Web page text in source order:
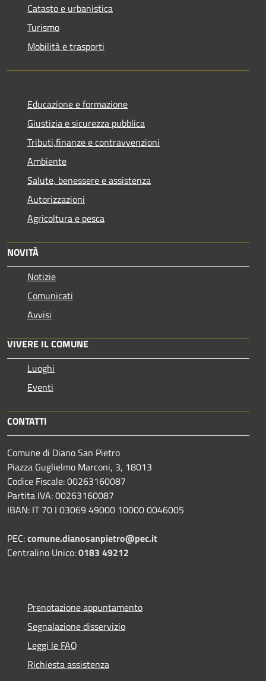
Catasto e urbanistica
Turismo
Mobilità e trasporti
Educazione e formazione
Giustizia e sicurezza pubblica
Tributi,finanze e contravvenzioni
Ambiente
Salute, benessere e assistenza
Autorizzazioni
Agricoltura e pesca
NOVITÀ
Notizie
Comunicati
Avvisi
VIVERE IL COMUNE
Luoghi
Eventi
CONTATTI
Comune di Diano San Pietro
Piazza Guglielmo Marconi, 3, 18013
Codice Fiscale: 00263160087
Partita IVA: 00263160087
IBAN: IT 70 I 03069 49000 10000 0046005
PEC:comune.dianosanpietro@pec.it
Centralino Unico:0183 49212
Prenotazione appuntamento
Segnalazione disservizio
Leggi le FAQ
Richiesta assistenza